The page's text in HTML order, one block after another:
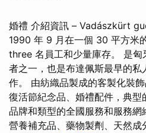
婚禮 介紹資訊 – Vadászkürt
1990 年 9 月在一個 30 平方米
three 名員工和少量庫存。 是
者之一，也是布達佩斯最早的私
作。 由紡織品製成的客製化裝
復活節紀念品、婚禮配件，典
品牌和類型的全國服務和服務網
營養補充品、藥物製劑、天然